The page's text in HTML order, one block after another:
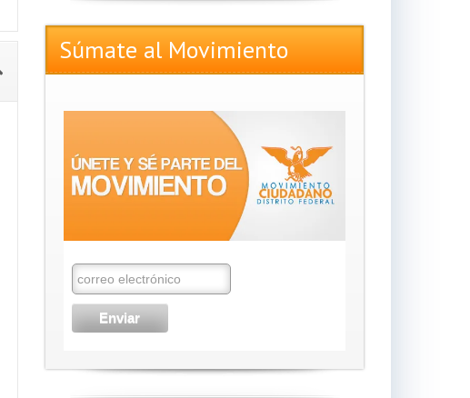
Súmate al Movimiento